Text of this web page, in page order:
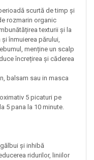
scurtă de timp și
rozmarin organic
texturii și la
înmuierea părului,
menține un scalp
încrețirea și căderea
balsam sau in masca
5 picaturi pe
5 pana la 10 minute.
și inhibă
ridurilor, liniilor